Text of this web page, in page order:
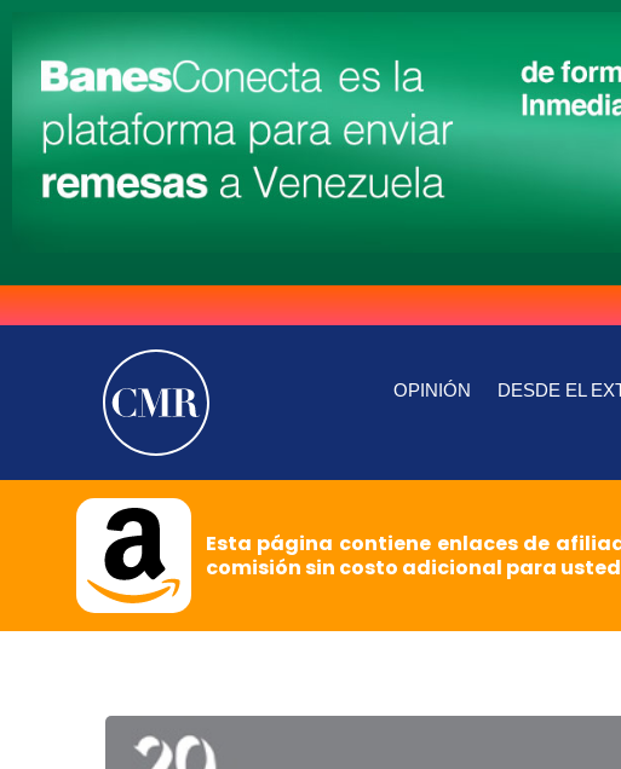
OPINIÓN DESDE EL
Esta página contiene enlaces de
comisión sin costo adicional para